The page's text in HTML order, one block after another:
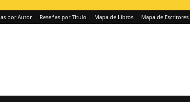
por Autor Reseñas por Título Mapa de Libros Mapa de Escritores